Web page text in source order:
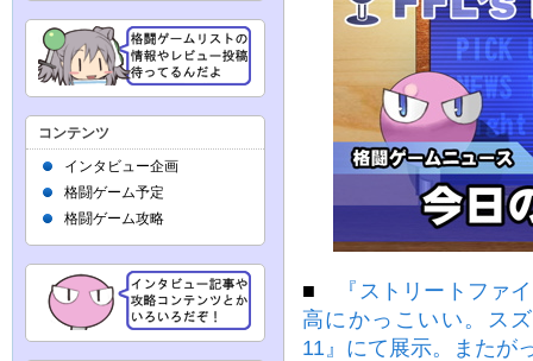
■
『ストリートファ
高にかっこいい。ス
11』にて展示。またが
コンテンツ
インタビュー企画
格闘ゲーム予定
格闘ゲーム攻略